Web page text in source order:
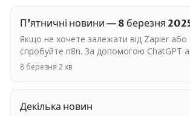
П'ятничні новини — 8 березня
Якщо не хочете залежати від Zapier або
спробуйте n8n. За допомогою ChatGPT
зможете побудувати будь-який
розробників і дуже…
8 березня·2хв
Декілька новин